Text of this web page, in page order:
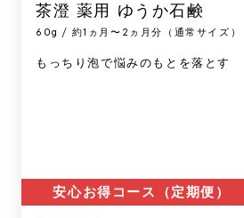
茶澄 薬用 ゆうか石鹸
60g / 約1ヵ月〜2ヵ月分（通常サイズ）
もっちり泡で悩みのもとを落とす
安心お得コース（定期便）